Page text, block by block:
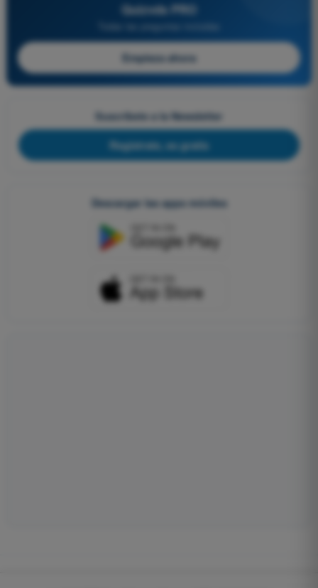
Quizvds PRO
Empieza ahora
Suscríbete a la Newsletter
Regístrate, es gratis
Descargar las apps móviles